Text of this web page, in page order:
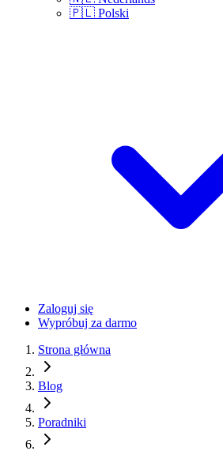
🇵🇱 Polski
Zaloguj się
Wypróbuj za darmo
Strona główna
Blog
Poradniki